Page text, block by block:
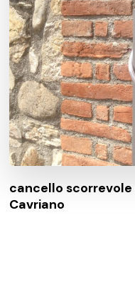
cancello
Cavriano